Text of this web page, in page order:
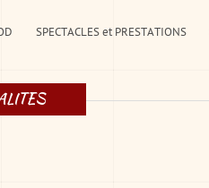
SPECTACLES et PRESTATIONS